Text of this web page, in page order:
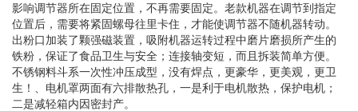
影响调节器所在固定位置，不再需要固定。老款机器在调节到指定
位置后，需要将紧固螺母往里卡住，才能使调节器不随机器转动。
出粉口加装了颗强磁装置，吸附机器运转过程中磨片磨损所产生的
铁粉，保证了食品卫生与安全；连接轴变短，而且拆装简单方便。
不锈钢料斗系一次性冲压成型，没有焊点，更豪华，更美观，更卫
生！、电机罩两面有六排散热孔，一是利于电机散热，保护电机；
二是减轻箱内因密封产。